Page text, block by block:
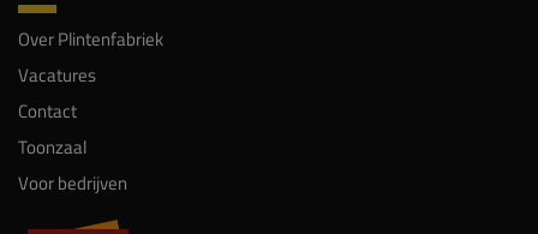
Over Plintenfabriek
Vacatures
Contact
Toonzaal
Voor bedrijven